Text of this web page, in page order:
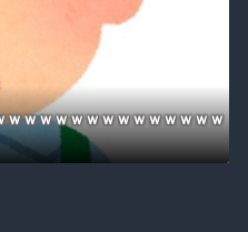
ｗｗｗｗｗｗｗｗｗｗｗｗｗ